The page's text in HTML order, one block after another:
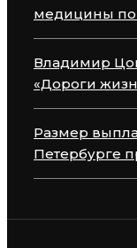
медицины
Владимир
«Дороги
Размер
Петербурге